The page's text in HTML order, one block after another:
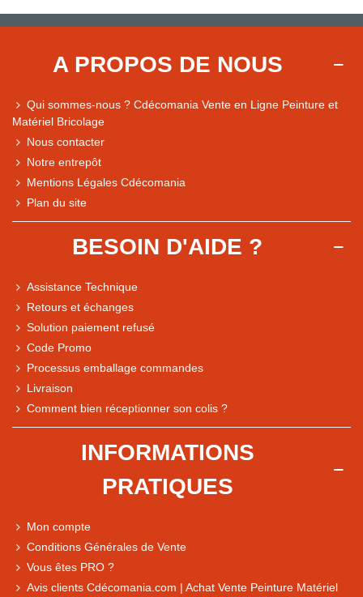
Comparaison des performances du magasin
Express, Chez vous, Point relais, Retrait magasin
A PROPOS DE NOUS
Qui sommes-nous ? Cdécomania Vente en Ligne Peinture et
Matériel Bricolage
Nous contacter
Notre entrepôt
Mentions Légales Cdécomania
Plan du site
BESOIN D'AIDE ?
Assistance Technique
Retours et échanges
Solution paiement refusé
Code Promo
Processus emballage commandes
Livraison
Comment bien réceptionner son colis ?
INFORMATIONS
PRATIQUES
Mon compte
Conditions Générales de Vente
Vous êtes PRO ?
Avis clients Cdécomania.com | Achat Vente Peinture Matériel